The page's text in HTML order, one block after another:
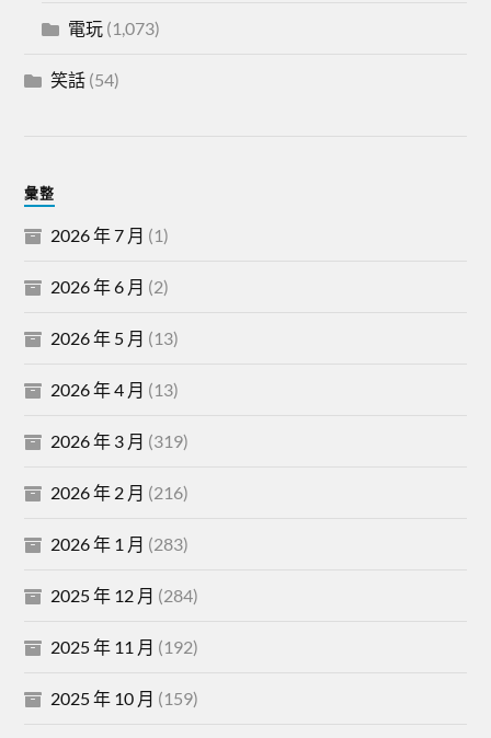
電玩 (1,073)
笑話 (54)
彙整
2026 年 7 月 (1)
2026 年 6 月 (2)
2026 年 5 月 (13)
2026 年 4 月 (13)
2026 年 3 月 (319)
2026 年 2 月 (216)
2026 年 1 月 (283)
2025 年 12 月 (284)
2025 年 11 月 (192)
2025 年 10 月 (159)